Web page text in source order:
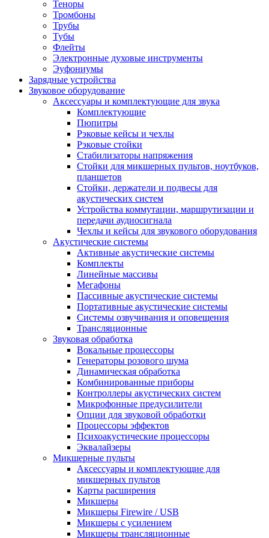
Теноры
Тромбоны
Трубы
Тубы
Флейты
Электронные духовые инструменты
Эуфониумы
Зарядные устройства
Звуковое оборудование
Аксессуары и комплектующие для звука
Комплектующие
Пюпитры
Рэковые кейсы и чехлы
Рэковые стойки
Стабилизаторы напряжения
Стойки для микшерных пультов, ноутбуков,
планшетов
Стойки, держатели и подвесы для
акустических систем
Устройства коммутации, маршрутизации и
передачи аудиосигнала
Чехлы и кейсы для звукового оборудования
Акустические системы
Активные акустические системы
Комплекты
Линейные массивы
Мегафоны
Пассивные акустические системы
Портативные акустические системы
Системы озвучивания и оповещения
Трансляционные
Звуковая обработка
Вокальные процессоры
Генераторы розового шума
Динамическая обработка
Комбинированные приборы
Контроллеры акустических систем
Микрофонные предусилители
Опции для звуковой обработки
Процессоры эффектов
Психоакустические процессоры
Эквалайзеры
Микшерные пульты
Аксессуары и комплектующие для
микшерных пультов
Карты расширения
Микшеры
Микшеры Firewire / USB
Микшеры с усилением
Микшеры трансляционные